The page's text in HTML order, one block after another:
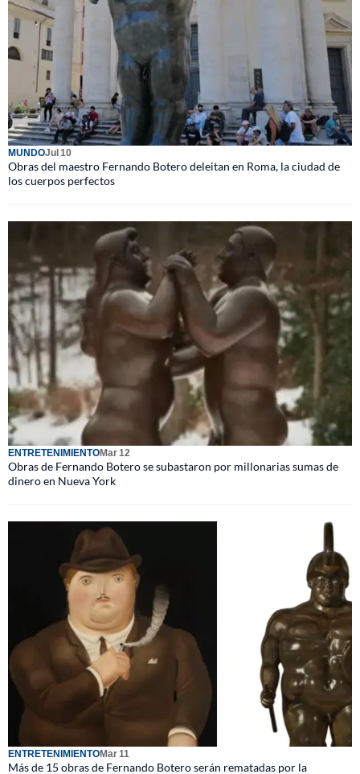
MUNDOJul 10
Obras del maestro Fernando Botero deleitan en Roma, la ciudad de
los cuerpos perfectos
ENTRETENIMIENTOMar 12
Obras de Fernando Botero se subastaron por millonarias sumas de
dinero en Nueva York
ENTRETENIMIENTOMar 11
Más de 15 obras de Fernando Botero serán rematadas por la